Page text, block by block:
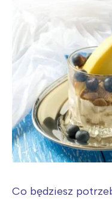
Co będziesz